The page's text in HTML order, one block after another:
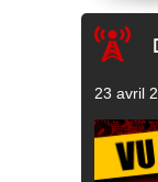
23 avril